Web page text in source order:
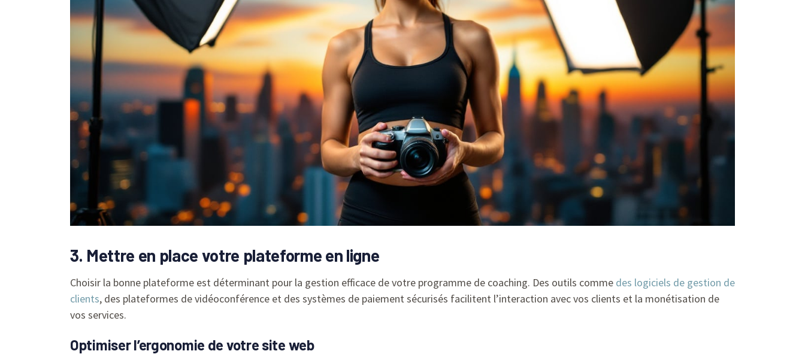
3. Mettre en place votre plateforme en ligne
Choisir la bonne plateforme est déterminant pour la gestion efficace de votre programme de coaching. Des outils comme des logiciels de gestion de
clients, des plateformes de vidéoconférence et des systèmes de paiement sécurisés facilitent l’interaction avec vos clients et la monétisation de
vos services.
Optimiser l’ergonomie de votre site web